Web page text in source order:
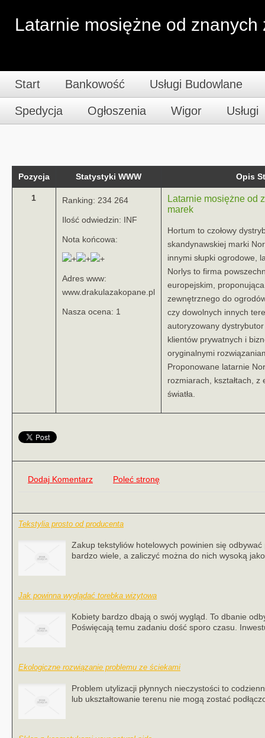
Latarnie mosiężne od
Start Bankowość Usługi Budowlane
Spedycja Ogłoszenia Wigor Usługi
Pozycja Statystyki WWW Opis
1 Ranking: 234 264
Ilość odwiedzin: INF
Nota końcowa:
Adres www:
www.drakulazakopane.pl
Nasza ocena: 1
Latarnie mosiężne od
marek
Hortum to czołowy
skandynawskiej marki
innymi słupki ogrodowe,
Norlys to firma
europejskim,
zewnętrznego do
czy dowolnych innych
autoryzowany
klientów prywatnych i
oryginalnymi
Proponowane latarnie
rozmiarach, kształtach, z
światła.
Dodaj Komentarz Poleć stronę
Tekstylia prosto od producenta
Zakup tekstyliów hotelowych powinien się
bardzo wiele, a zaliczyć można do nich wysoką
Jak powinna wyglądać torebka wizytowa
Kobiety bardzo dbają o swój wygląd. To dbanie
Poświęcają temu zadaniu dość sporo czasu.
Ekologiczne rozwiązanie problemu ze ściekami
Problem utylizacji płynnych nieczystości to
lub ukształtowanie terenu nie mogą zostać